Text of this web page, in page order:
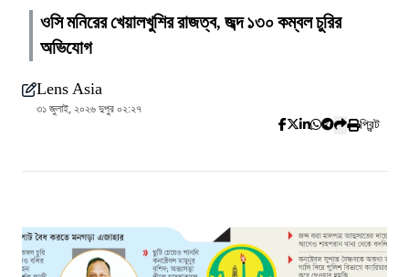
ওসি মনিরের খেয়ালখুশির রাজত্ব, জব্দ ১৩০ কম্বল চুরির
অভিযোগ
Lens Asia
৩১ জুলাই, ২০২৬ দুপুর ০২:২৭
প্রিন্ট